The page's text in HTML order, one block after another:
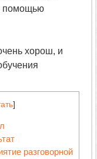
помощью
хорош, и
]
разговорной